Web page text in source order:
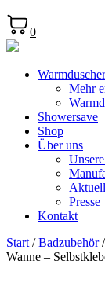
0
Warmduscher
Mehr
Showersave
Shop
Über uns
Presse
Kontakt
Start /Badzubehör/
Wanne –